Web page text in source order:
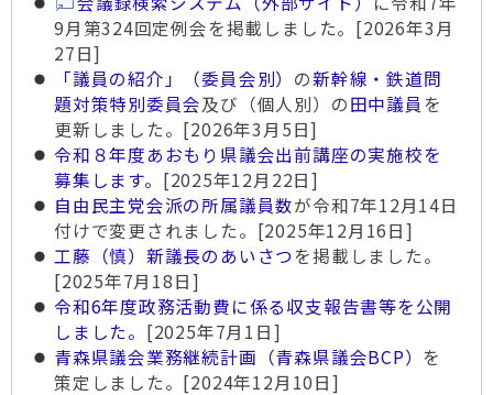
9月第324回定例会を掲載しました。[2026年3月
27日]
「議員の紹介」（委員会別） の新幹線・鉄道問
題対策特別委員会及び（個人別）の田中議員 を
更新しました。[2026年3月5日]
令和８年度あおもり県議会出前講座の実施校を
募集します。 [2025年12月22日]
自由民主党会派の所属議員数が令和7年12月14日
付けで変更されました。[2025年12月16日]
工藤（慎）新議長のあいさつを掲載しました。
[2025年7月18日]
令和6年度政務活動費に係る収支報告書等を公開
しました。 [2025年7月1日]
青森県議会業務継続計画（青森県議会BCP） を
策定しました。[2024年12月10日]